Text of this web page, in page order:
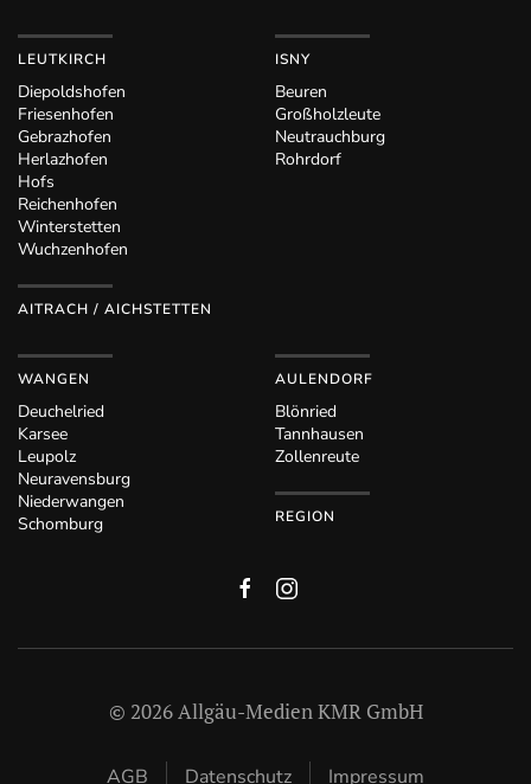
LEUTKIRCH
Diepoldshofen
Friesenhofen
Gebrazhofen
Herlazhofen
Hofs
Reichenhofen
Winterstetten
Wuchzenhofen
AITRACH / AICHSTETTEN
ISNY
Beuren
Großholzleute
Neutrauchburg
Rohrdorf
WANGEN
Deuchelried
Karsee
Leupolz
Neuravensburg
Niederwangen
Schomburg
AULENDORF
Blönried
Tannhausen
Zollenreute
REGION
© 2026Allgäu-Medien KMR GmbH
AGB Datenschutz Impressum